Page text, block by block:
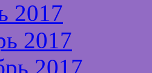
2017
2017
2017